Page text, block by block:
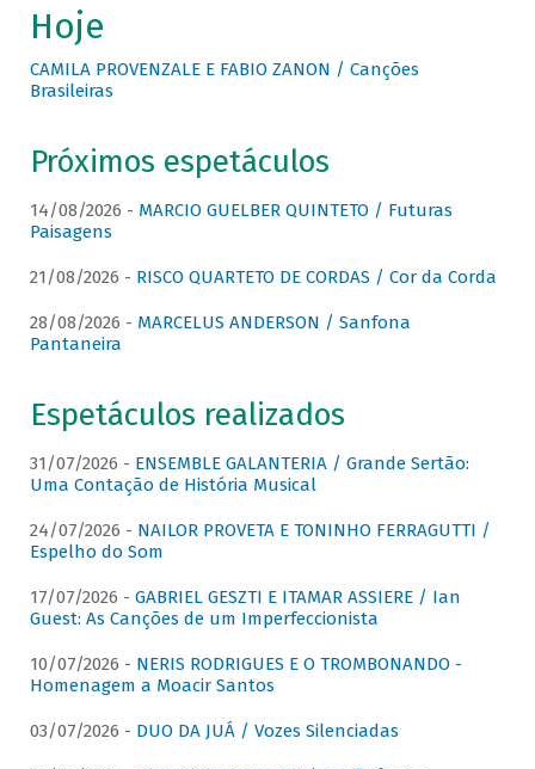
Hoje
CAMILA PROVENZALE E FABIO ZANON / Canções
Brasileiras
Próximos espetáculos
14/08/2026 - MARCIO GUELBER QUINTETO / Futuras
Paisagens
21/08/2026 - RISCO QUARTETO DE CORDAS / Cor da Corda
28/08/2026 - MARCELUS ANDERSON / Sanfona
Pantaneira
Espetáculos realizados
31/07/2026 - ENSEMBLE GALANTERIA / Grande Sertão:
Uma Contação de História Musical
24/07/2026 - NAILOR PROVETA E TONINHO FERRAGUTTI /
Espelho do Som
17/07/2026 - GABRIEL GESZTI E ITAMAR ASSIERE / Ian
Guest: As Canções de um Imperfeccionista
10/07/2026 - NERIS RODRIGUES E O TROMBONANDO -
Homenagem a Moacir Santos
03/07/2026 - DUO DA JUÁ / Vozes Silenciadas